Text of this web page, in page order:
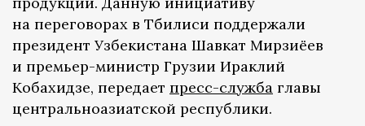
на переговорах в Тбилиси поддержали
президент Узбекистана Шавкат Мирзиёев
и премьер-министр Грузии Ираклий
Кобахидзе, передает пресс-служба главы
центральноазиатской республики.